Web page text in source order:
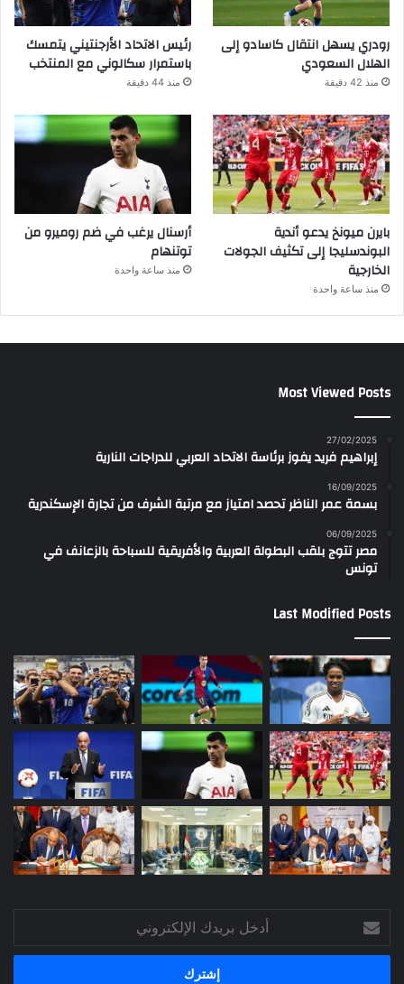
رودري يسهل انتقال كاسادو إلى
الهلال السعودي
منذ 42 دقيقة
رئيس الاتحاد الأرجنتيني يتمسك
باستمرار سكالوني مع المنتخب
منذ 44 دقيقة
بايرن ميونخ يدعو أندية
البوندسليجا إلى تكثيف الجولات
الخارجية
منذ ساعة واحدة
أرسنال يرغب في ضم روميرو من
توتنهام
منذ ساعة واحدة
Most Viewed Posts
27/02/2025
إبراهيم فريد يفوز برئاسة الاتحاد العربي للدراجات النارية
16/09/2025
بسمة عمر الناظر تحصد امتياز مع مرتبة الشرف من تجارة الإسكندرية
06/09/2025
مصر تتوج بلقب البطولة العربية والأفريقية للسباحة بالزعانف في
تونس
Last Modified Posts
بريدك
الإلكتروني